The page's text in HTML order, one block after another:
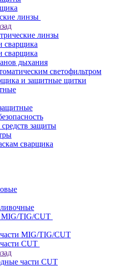
линзы
линзы
сварщика
сварщика
дыхания
светофильтром
и защитные щитки
защиты
сварщика
MIG/TIG/CUT
MIG/TIG/CUT
CUT
части CUT